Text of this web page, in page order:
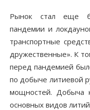
Рынок стал еще
пандемии и
транспортные
дружественные». К
перед пандемией
по добыче литиевой
мощностей. Добыча
основных видов